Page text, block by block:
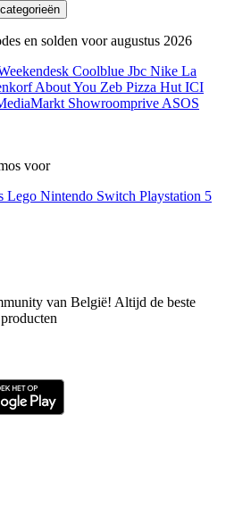
en solden voor augustus 2026
Coolblue Jbc Nike La
About You Zeb Pizza Hut ICI
Showroomprive ASOS
voor
Lego Nintendo Switch Playstation 5
van België! Altijd de beste